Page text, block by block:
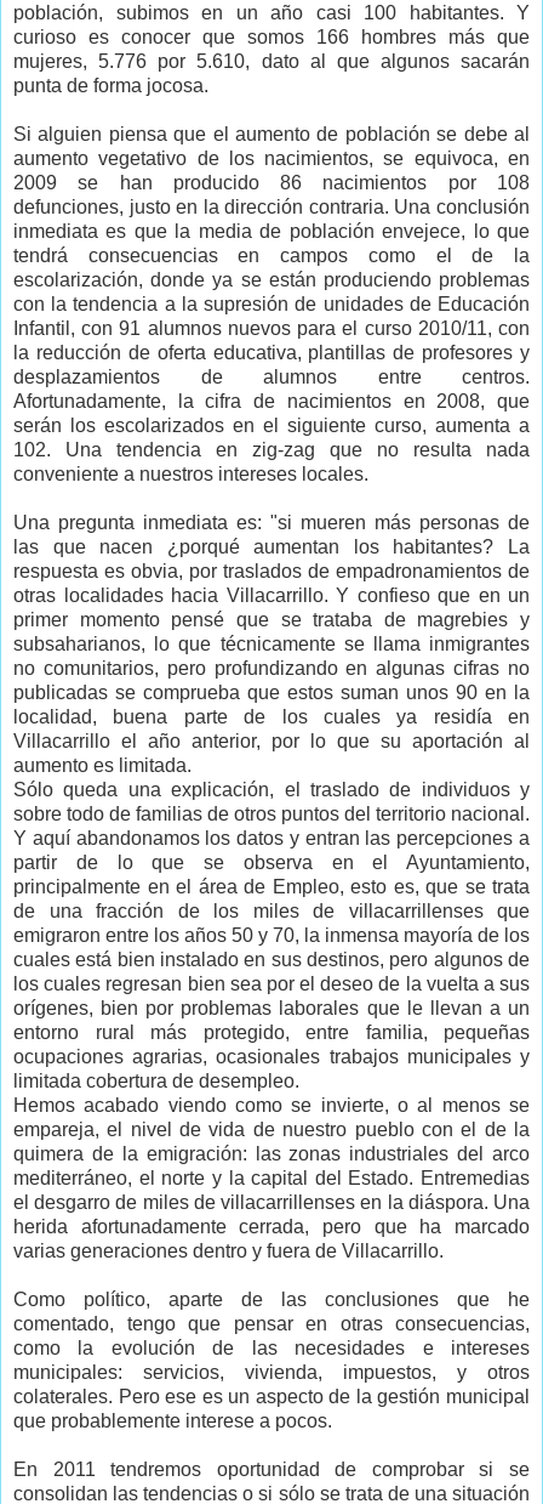
población, subimos en un año casi 100 habitantes. Y
curioso es conocer que somos 166 hombres más que
mujeres, 5.776 por 5.610, dato al que algunos sacarán
punta de forma jocosa.
Si alguien piensa que el aumento de población se debe al
aumento vegetativo de los nacimientos, se equivoca, en
2009 se han producido 86 nacimientos por 108
defunciones, justo en la dirección contraria. Una conclusión
inmediata es que la media de población envejece, lo que
tendrá consecuencias en campos como el de la
escolarización, donde ya se están produciendo problemas
con la tendencia a la supresión de unidades de Educación
Infantil, con 91 alumnos nuevos para el curso 2010/11, con
la reducción de oferta educativa, plantillas de profesores y
desplazamientos de alumnos entre centros.
Afortunadamente, la cifra de nacimientos en 2008, que
serán los escolarizados en el siguiente curso, aumenta a
102. Una tendencia en zig-zag que no resulta nada
conveniente a nuestros intereses locales.
Una pregunta inmediata es: "si mueren más personas de
las que nacen ¿porqué aumentan los habitantes? La
respuesta es obvia, por traslados de empadronamientos de
otras localidades hacia Villacarrillo. Y confieso que en un
primer momento pensé que se trataba de magrebies y
subsaharianos, lo que técnicamente se llama inmigrantes
no comunitarios, pero profundizando en algunas cifras no
publicadas se comprueba que estos suman unos 90 en la
localidad, buena parte de los cuales ya residía en
Villacarrillo el año anterior, por lo que su aportación al
aumento es limitada.
Sólo queda una explicación, el traslado de individuos y
sobre todo de familias de otros puntos del territorio nacional.
Y aquí abandonamos los datos y entran las percepciones a
partir de lo que se observa en el Ayuntamiento,
principalmente en el área de Empleo, esto es, que se trata
de una fracción de los miles de villacarrillenses que
emigraron entre los años 50 y 70, la inmensa mayoría de los
cuales está bien instalado en sus destinos, pero algunos de
los cuales regresan bien sea por el deseo de la vuelta a sus
orígenes, bien por problemas laborales que le llevan a un
entorno rural más protegido, entre familia, pequeñas
ocupaciones agrarias, ocasionales trabajos municipales y
limitada cobertura de desempleo.
Hemos acabado viendo como se invierte, o al menos se
empareja, el nivel de vida de nuestro pueblo con el de la
quimera de la emigración: las zonas industriales del arco
mediterráneo, el norte y la capital del Estado. Entremedias
el desgarro de miles de villacarrillenses en la diáspora. Una
herida afortunadamente cerrada, pero que ha marcado
varias generaciones dentro y fuera de Villacarrillo.
Como político, aparte de las conclusiones que he
comentado, tengo que pensar en otras consecuencias,
como la evolución de las necesidades e intereses
municipales: servicios, vivienda, impuestos, y otros
colaterales. Pero ese es un aspecto de la gestión municipal
que probablemente interese a pocos.
En 2011 tendremos oportunidad de comprobar si se
consolidan las tendencias o si sólo se trata de una situación